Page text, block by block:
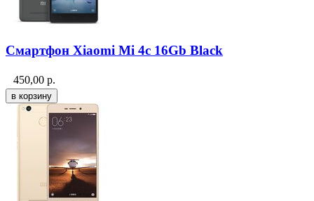
Смартфон Xiaomi Mi 4c 16Gb Black
450,00 р.